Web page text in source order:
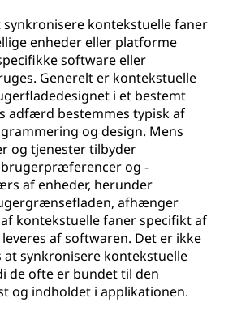
kontekstuelle faner
enheder eller platforme
software eller
Generelt er kontekstuelle
i et bestemt
adfærd bestemmes typisk af
og design. Mens
og tjenester tilbyder
og -
af enheder, herunder
afhænger
kontekstuelle faner specifikt af
af softwaren. Det er ikke
synkronisere kontekstuelle
de ofte er bundet til den
og indholdet i applikationen.